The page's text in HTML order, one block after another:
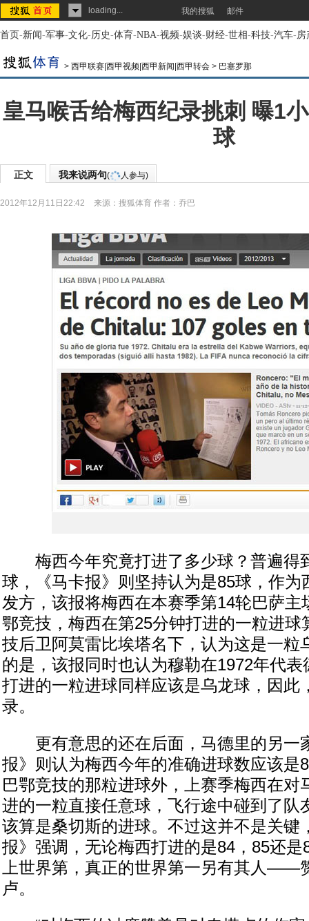
loading... 我的搜狐 邮件
首页-新闻-军事-文化-历史-体育-NBA-视频-娱谈-财经-世相-科技-汽车-房
> 西甲联赛|西甲视频|西甲新闻|西甲转会 > 巴塞罗那
皇马喉舌给梅西纪录挑刺 曝1
球
正文 我来说两句( 人参与)
2012年12月11日22:42 来源： 搜狐体育 作者：乔巴
梅西今年究竟打进了多少球？普遍得
球，《马卡报》则坚持认为是85球，作为
发方，该报将梅西在本赛季第14轮巴萨主
鄂竞技，梅西在第25分钟打进的一粒进球
技后卫阿莫雷比埃塔名下，认为这是一粒
的是，该报同时也认为穆勒在1972年代
打进的一粒进球同样应该是乌龙球，因此
录。
更有意思的还在后面，马德里的另一
报》则认为梅西今年的准确进球数应该是
巴鄂竞技的那粒进球外，上赛季梅西在对
进的一粒直接任意球，飞行途中碰到了队
该算是桑切斯的进球。不过这并不是关键
报》强调，无论梅西打进的是84，85还是
上世界第，真正的世界第一另有其人——
卢。